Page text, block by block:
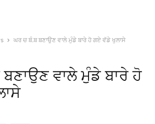
ਘਰ ਚ ਬੰ.ਬ ਬਣਾਉਣ ਵਾਲੇ ਮੁੰਡੇ ਬਾਰੇ ਹੋ ਗਏ ਵੱਡੇ ਖੁਲਾਸੇ
ਵਾਲੇ ਮੁੰਡੇ ਬਾਰੇ ਹੋ